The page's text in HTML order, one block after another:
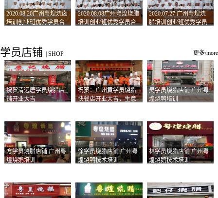
2020.08.20广州粤煌烧卤
培训创业班优秀学员合
2020.08.08广州粤煌烧腊
培训创业班优秀学员合
2020.07.27 广州粤煌烧
腊培训创业班优秀学员
学员店铺 SHOP 更多/more
祝贺清远唐学员烧腊店
铺开业大吉
祝贺：广州黄学员烧腊
快餐店开业大吉，生意
吴学员烧腊店铺 广州粤
煌烧鸭培训
方学员烧腊店铺 广州粤
煌烧鹅培训
徐学员烧腊店铺 广州粤
煌烧鸭技术培训
林学员烧腊店铺 广州粤
煌烧鹅技术培训